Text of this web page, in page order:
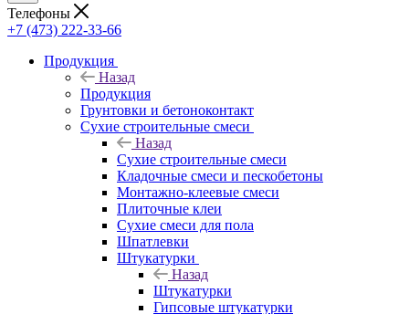
Телефоны
+7 (473) 222-33-66
Продукция
Назад
Продукция
Грунтовки и бетоноконтакт
Сухие строительные смеси
Назад
Сухие строительные смеси
Кладочные смеси и пескобетоны
Монтажно-клеевые смеси
Плиточные клеи
Сухие смеси для пола
Шпатлевки
Штукатурки
Назад
Штукатурки
Гипсовые штукатурки